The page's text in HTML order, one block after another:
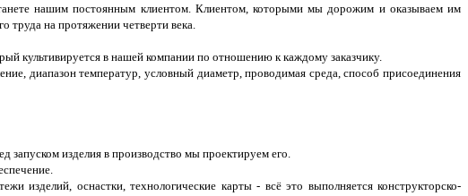
нашим постоянным клиентом. Клиентом, которыми мы дорожим и оказываем им
труда на протяжении четверти века.
культивируется в нашей компании по отношению к каждому заказчику.
диапазон температур, условный диаметр, проводимая среда, способ присоединения
запуском изделия в производство мы проектируем его.
изделий, оснастки, технологические карты - всё это выполняется конструкторско-